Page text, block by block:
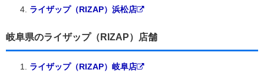
ライザップ（RIZAP）浜松店
岐阜県のライザップ（RIZAP）店舗
ライザップ（RIZAP）岐阜店